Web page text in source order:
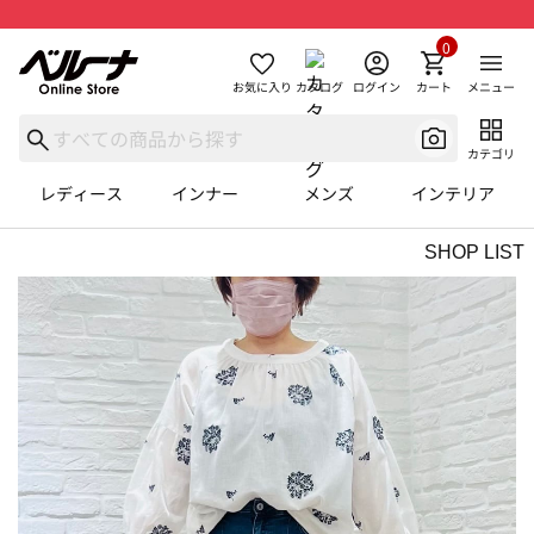
お気に入り カタログ ログイン カート
0
メニュー
カテゴリ
レディース インナー メンズ インテリア
SHOP LIST